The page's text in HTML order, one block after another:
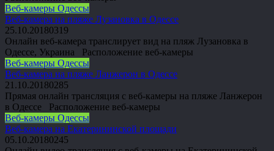
Веб-камеры Одессы
Веб-камера на пляже Лузановка в Одессе
25.10.20180319
Онлайн веб-камера транслирует вид на пляж Лузановка в
Одессе, Украина Расположение веб-камеры
Веб-камеры Одессы
Веб-камера на пляже Ланжерон в Одессе
21.10.20180285
Прямая онлайн трансляция с веб-камеры на пляже Ланжерон
в Одессе Расположение веб-камеры
Веб-камеры Одессы
Веб-камера на Екатерининской площади
05.10.20180245